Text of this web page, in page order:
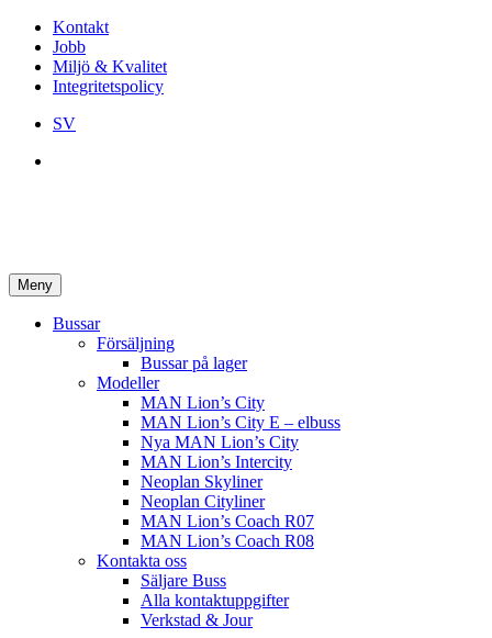
Kontakt
Jobb
Miljö & Kvalitet
Integritetspolicy
SV
Meny
Bussar
Försäljning
Bussar på lager
Modeller
MAN Lion’s City
MAN Lion’s City E – elbuss
Nya MAN Lion’s City
MAN Lion’s Intercity
Neoplan Skyliner
Neoplan Cityliner
MAN Lion’s Coach R07
MAN Lion’s Coach R08
Kontakta oss
Säljare Buss
Alla kontaktuppgifter
Verkstad & Jour